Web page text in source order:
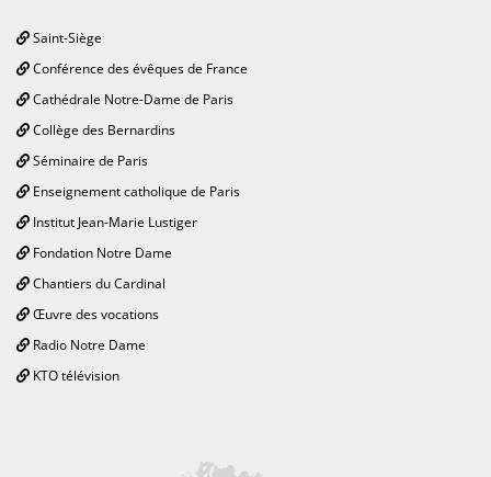
Saint-Siège
Conférence des évêques de France
Cathédrale Notre-Dame de Paris
Collège des Bernardins
Séminaire de Paris
Enseignement catholique de Paris
Institut Jean-Marie Lustiger
Fondation Notre Dame
Chantiers du Cardinal
Œuvre des vocations
Radio Notre Dame
KTO télévision